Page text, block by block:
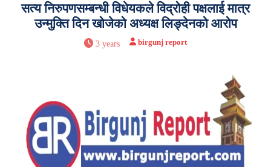
सत्य निरुपणसम्बन्धी विधेयकले विद्रोही पक्षलाई मात्र
उन्मुक्ति दिन खोजेको अध्यक्ष लिङ्देनको आरोप
3 years birgunj report